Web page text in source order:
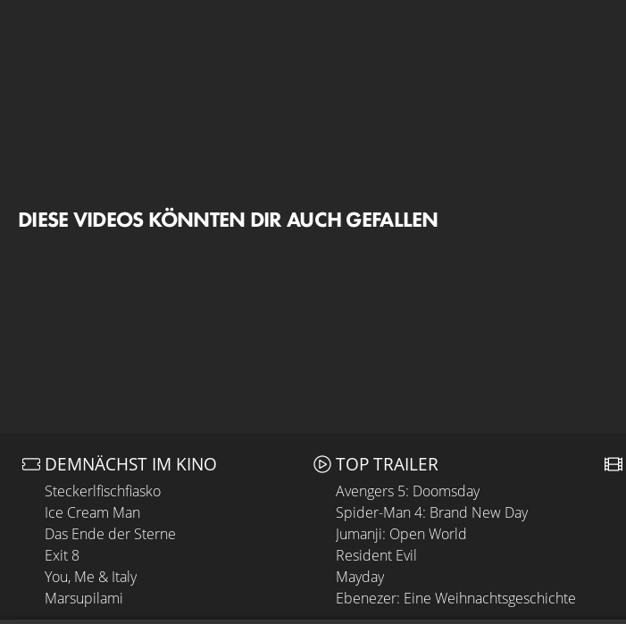
DIESE VIDEOS KÖNNTEN DIR AUCH GEFALLEN
DEMNÄCHST IM KINO
Steckerlfischfiasko
Ice Cream Man
Das Ende der Sterne
Exit 8
You, Me & Italy
Marsupilami
TOP TRAILER
Avengers 5: Doomsday
Spider-Man 4: Brand New Day
Jumanji: Open World
Resident Evil
Mayday
Ebenezer: Eine Weihnachtsgeschichte